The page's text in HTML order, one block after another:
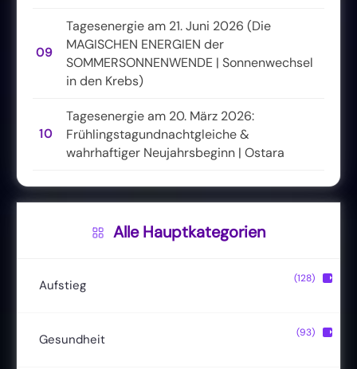
09
Tagesenergie am 21. Juni 2026 (Die
MAGISCHEN ENERGIEN der
SOMMERSONNENWENDE | Sonnenwechsel
in den Krebs)
10
Tagesenergie am 20. März 2026:
Frühlingstagundnachtgleiche &
wahrhaftiger Neujahrsbeginn | Ostara
Alle Hauptkategorien
Aufstieg
Christusbewusstsein (20)
(128) ▶
Gesundheit (93) ▶